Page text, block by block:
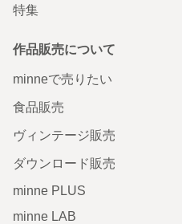
特集
作品販売について
minneで売りたい
食品販売
ヴィンテージ販売
ダウンロード販売
minne PLUS
minne LAB